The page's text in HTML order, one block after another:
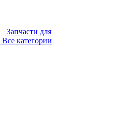
Запчасти для
Все категории